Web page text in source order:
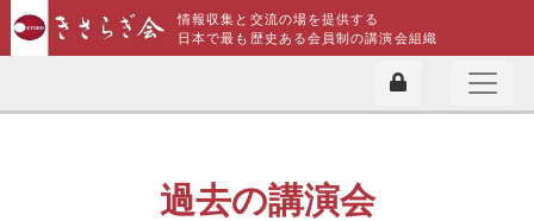
情報収集と交流の場を提供する
日本で最も歴史ある会員制の講演会組織
過去の講演会